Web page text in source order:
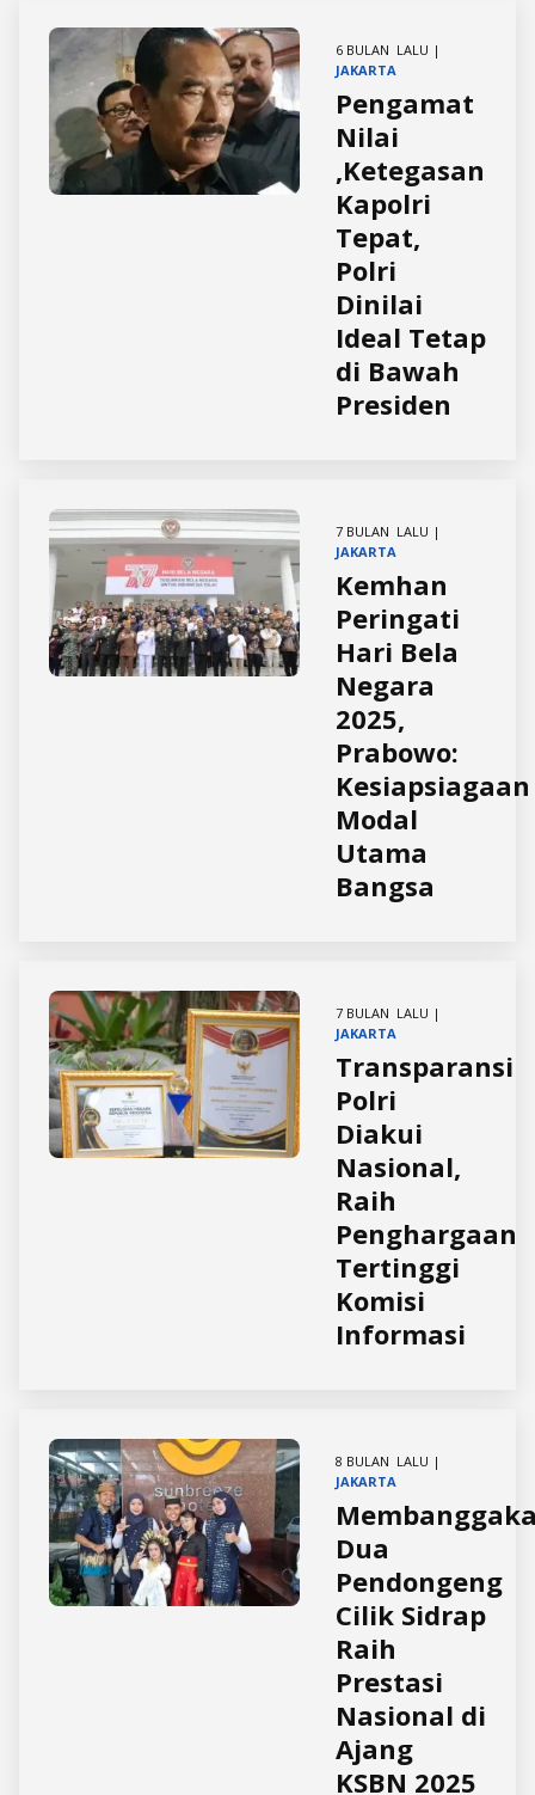
6 BULAN LALU |
JAKARTA
Pengamat
Nilai
,Ketegasan
Kapolri
Tepat,
Polri
Dinilai
Ideal Tetap
di Bawah
Presiden
7 BULAN LALU |
JAKARTA
Kemhan
Peringati
Hari Bela
Negara
2025,
Prabowo:
Kesiapsiagaan
Modal
Utama
Bangsa
7 BULAN LALU |
JAKARTA
Transparansi
Polri
Diakui
Nasional,
Raih
Penghargaan
Tertinggi
Komisi
Informasi
8 BULAN LALU |
JAKARTA
Dua
Pendongeng
Cilik Sidrap
Raih
Prestasi
Nasional di
Ajang
KSBN 2025